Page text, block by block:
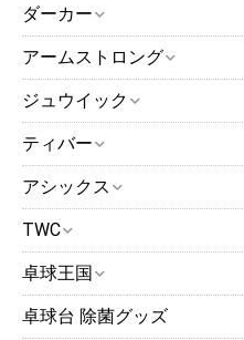
ダーカー
アームストロング
ジュウイック
ティバー
アシックス
TWC
卓球王国
卓球台 除菌グッズ